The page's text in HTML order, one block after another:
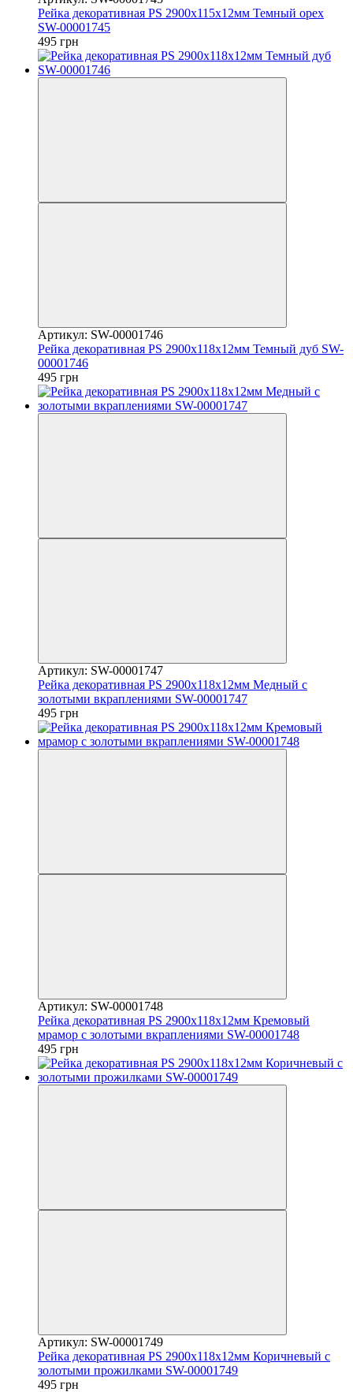
Рейка декоративная PS 2900х115х12мм Темный орех
SW-00001745
495 грн
Артикул: SW-00001746
Рейка декоративная PS 2900х118х12мм Темный дуб SW-
00001746
495 грн
Артикул: SW-00001747
Рейка декоративная PS 2900х118х12мм Медный с
золотыми вкраплениями SW-00001747
495 грн
Артикул: SW-00001748
Рейка декоративная PS 2900х118х12мм Кремовый
мрамор с золотыми вкраплениями SW-00001748
495 грн
Артикул: SW-00001749
Рейка декоративная PS 2900х118х12мм Коричневый с
золотыми прожилками SW-00001749
495 грн